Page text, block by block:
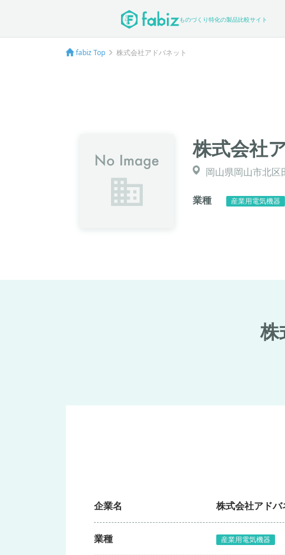
ものづくり特化の製品比較サイト
fabiz Top 株式会社アドバネット
株式会社
岡山県岡山市北区
業種 産業用電気機器
株
企業名 株式会社アドバ
業種 産業用電気機器